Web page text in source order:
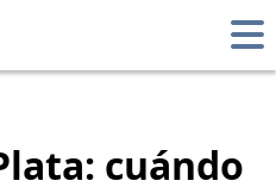
cuándo